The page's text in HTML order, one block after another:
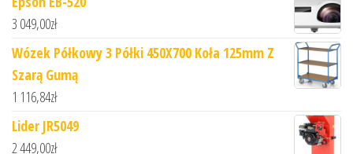
3 049,00zł
Wózek Półkowy 3 Półki 450X700 Koła 125mm Z
Szarą Gumą
1 116,84zł
Lider JR5049
2 449,00zł